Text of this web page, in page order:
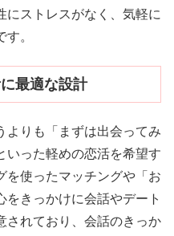
にストレスがなく、気軽に
。
最適な設計
よりも「まずは出会ってみ
いった軽めの恋活を希望す
を使ったマッチングや「お
をきっかけに会話やデート
されており、会話のきっか